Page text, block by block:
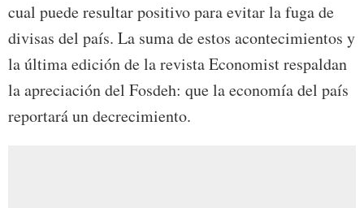
cual puede resultar positivo para evitar la fuga de
divisas del país. La suma de estos acontecimientos y
la última edición de la revista Economist respaldan
la apreciación del Fosdeh: que la economía del país
reportará un decrecimiento.